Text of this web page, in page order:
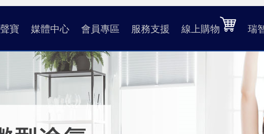
寶 媒體中心 會員專區 服務支援 線上購物 瑞